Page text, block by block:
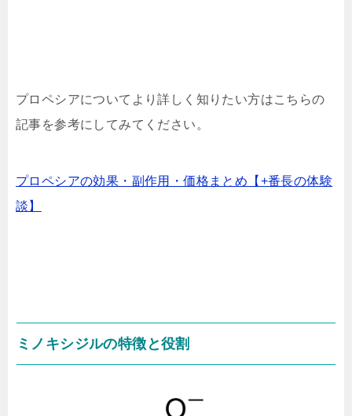
プロペシアについてより詳しく知りたい方はこちらの
記事を参考にしてみてください。
プロペシアの効果・副作用・価格まとめ【+番長の体験
談】
ミノキシジルの特徴と役割